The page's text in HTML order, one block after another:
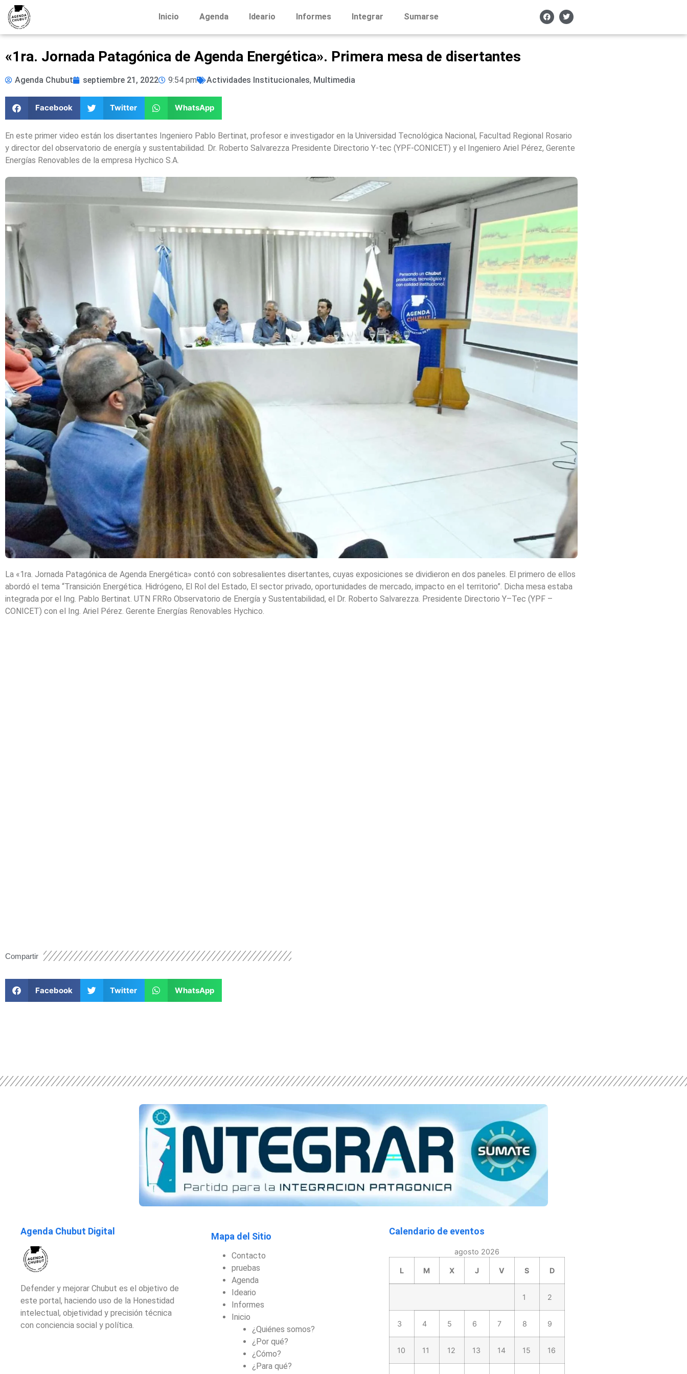
Inicio Agenda Ideario Informes Integrar Sumarse
«1ra. Jornada Patagónica de Agenda Energética». Primera mesa de disertantes
Agenda Chubut septiembre 21, 2022 9:54 pm Actividades Institucionales, Multimedia
Facebook Twitter WhatsApp
En este primer video están los disertantes Ingeniero Pablo Bertinat, profesor e investigador en la Universidad Tecnológica Nacional, Facultad Regional Rosario
y director del observatorio de energía y sustentabilidad. Dr. Roberto Salvarezza Presidente Directorio Y-tec (YPF-CONICET) y el Ingeniero Ariel Pérez, Gerente
Energías Renovables de la empresa Hychico S.A.
La «1ra. Jornada Patagónica de Agenda Energética» contó con sobresalientes disertantes, cuyas exposiciones se dividieron en dos paneles. El primero de ellos
abordó el tema “Transición Energética. Hidrógeno, El Rol del Estado, El sector privado, oportunidades de mercado, impacto en el territorio”. Dicha mesa estaba
integrada por el Ing. Pablo Bertinat. UTN FRRo Observatorio de Energía y Sustentabilidad, el Dr. Roberto Salvarezza. Presidente Directorio Y–Tec (YPF –
CONICET) con el Ing. Ariel Pérez. Gerente Energías Renovables Hychico.
Compartir
Facebook Twitter WhatsApp
Agenda Chubut Digital
Defender y mejorar Chubut es el objetivo de
este portal, haciendo uso de la Honestidad
intelectual, objetividad y precisión técnica
con conciencia social y política.
Mapa del Sitio
Contacto
pruebas
Agenda
Ideario
Informes
Inicio
¿Quiénes somos?
¿Por qué?
¿Cómo?
¿Para qué?
Calendario de eventos
agosto 2026
L M X J V S D
1 2
3 4 5 6 7 8 9
10 11 12 13 14 15 16